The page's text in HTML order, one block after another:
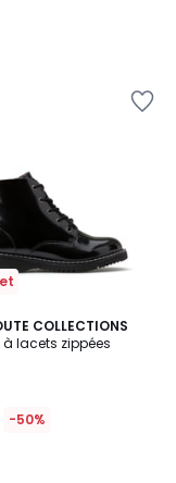
COLLECTIONS
à lacets zippées
-50%